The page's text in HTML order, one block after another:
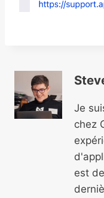
Je
chez
est